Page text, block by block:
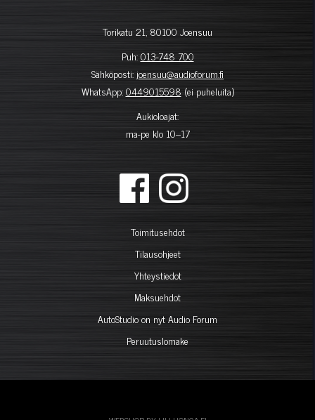
Torikatu 21, 80100 Joensuu
Puh:013-748 700
Sähköposti: joensuu@audioforum.fi
WhatsApp:0449015598 (ei puheluita)
Aukioloajat:
ma-pe klo 10–17
Toimitusehdot
Tilausohjeet
Yhteystiedot
Maksuehdot
AutoStudio on nyt Audio Forum
Peruutuslomake